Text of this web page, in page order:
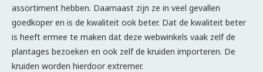
assortiment hebben. Daarnaast zijn ze in veel gevallen
goedkoper en is de kwaliteit ook beter. Dat de kwaliteit beter
is heeft ermee te maken dat deze webwinkels vaak zelf de
plantages bezoeken en ook zelf de kruiden importeren. De
kruiden worden hierdoor extremer.